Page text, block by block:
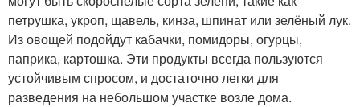
петрушка, укроп, щавель, кинза, шпинат или зелёный лук.
Из овощей подойдут кабачки, помидоры, огурцы,
паприка, картошка. Эти продукты всегда пользуются
устойчивым спросом, и достаточно легки для
разведения на небольшом участке возле дома.